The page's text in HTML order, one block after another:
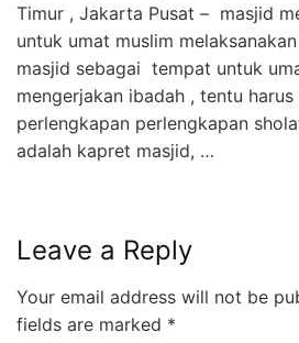
Timur , Jakarta Pusat – masjid
untuk umat muslim
masjid sebagai tempat untuk
mengerjakan ibadah , tentu
perlengkapan perlengkapan
adalah kapret masjid, …
Leave a Reply
Your email address will not be
fields are marked *